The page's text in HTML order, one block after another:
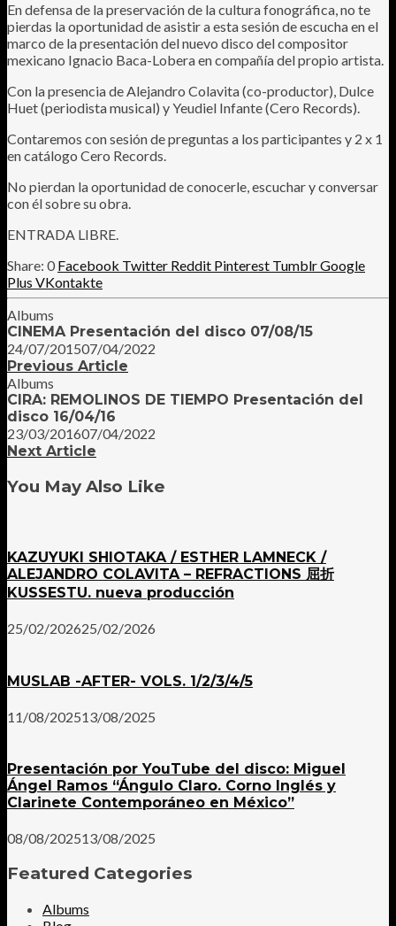
En defensa de la preservación de la cultura fonográfica, no te
pierdas la oportunidad de asistir a esta sesión de escucha en el
marco de la presentación del nuevo disco del compositor
mexicano Ignacio Baca-Lobera en compañía del propio artista.
Con la presencia de Alejandro Colavita (co-productor), Dulce
Huet (periodista musical) y Yeudiel Infante (Cero Records).
Contaremos con sesión de preguntas a los participantes y 2 x 1
en catálogo Cero Records.
No pierdan la oportunidad de conocerle, escuchar y conversar
con él sobre su obra.
ENTRADA LIBRE.
0 Facebook Twitter Reddit Pinterest TumblrGoogle
Plus VKontakte
Albums
CINEMA Presentación del disco 07/08/15
24/07/201507/04/2022
Previous Article
Albums
CIRA: REMOLINOS DE TIEMPO Presentación del
disco 16/04/16
23/03/201607/04/2022
Next Article
You May Also Like
KAZUYUKI SHIOTAKA / ESTHER LAMNECK /
ALEJANDRO COLAVITA – REFRACTIONS 屈折
KUSSESTU. nueva producción
25/02/202625/02/2026
MUSLAB -AFTER- VOLS. 1/2/3/4/5
11/08/202513/08/2025
Presentación por YouTube del disco: Miguel
Ángel Ramos “Ángulo Claro. Corno Inglés y
Clarinete Contemporáneo en México”
08/08/202513/08/2025
Featured Categories
Albums